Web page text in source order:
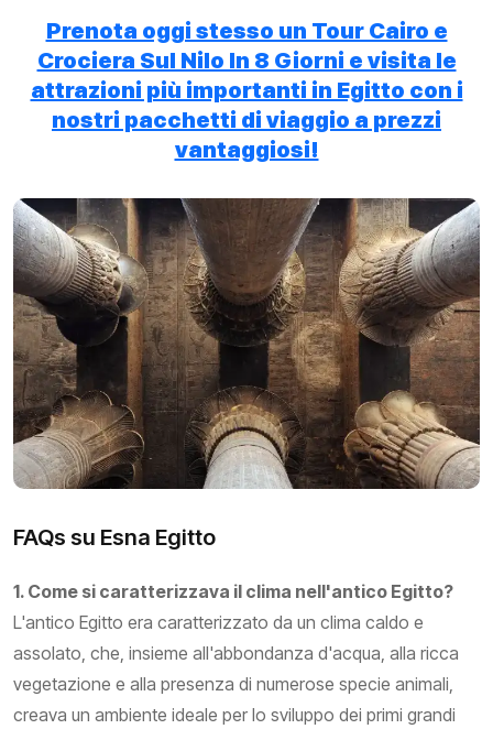
Prenota oggi stesso un Tour Cairo e
Crociera Sul Nilo In 8 Giorni e visita le
attrazioni più importanti in Egitto con i
nostri pacchetti di viaggio a prezzi
vantaggiosi!
FAQs su Esna Egitto
1. Come si caratterizzava il clima nell'antico Egitto?
L'antico Egitto era caratterizzato da un clima caldo e
assolato, che, insieme all'abbondanza d'acqua, alla ricca
vegetazione e alla presenza di numerose specie animali,
creava un ambiente ideale per lo sviluppo dei primi grandi